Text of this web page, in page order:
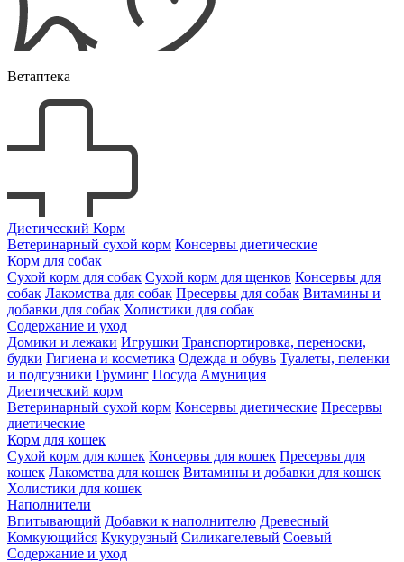
Ветаптека
Диетический Корм
Ветеринарный сухой корм Консервы диетические
Корм для собак
Сухой корм для собак Сухой корм для щенков Консервы для
собак Лакомства для собак Пресервы для собак Витамины и
добавки для собак Холистики для собак
Содержание и уход
Домики и лежаки Игрушки Транспортировка, переноски,
будки Гигиена и косметика Одежда и обувь Туалеты, пеленки
и подгузники Груминг Посуда Амуниция
Диетический корм
Ветеринарный сухой корм Консервы диетические Пресервы
диетические
Корм для кошек
Сухой корм для кошек Консервы для кошек Пресервы для
кошек Лакомства для кошек Витамины и добавки для кошек
Холистики для кошек
Наполнители
Впитывающий Добавки к наполнителю Древесный
Комкующийся Кукурузный Силикагелевый Соевый
Содержание и уход